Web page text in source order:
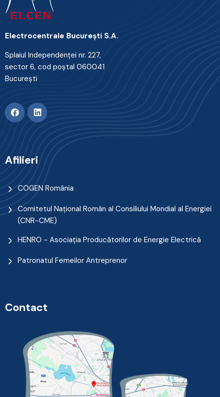
Electrocentrale Bucureşti S.A.
Splaiul Independenţei nr. 227,
sector 6, cod poştal 060041
Bucureşti
Afilieri
COGEN România
Comitetul Naţional Român al Consiliului Mondial al Energiei
(CNR-CME)
HENRO - Asociația Producătorilor de Energie Electrică
Patronatul Femeilor Antreprenor
Contact